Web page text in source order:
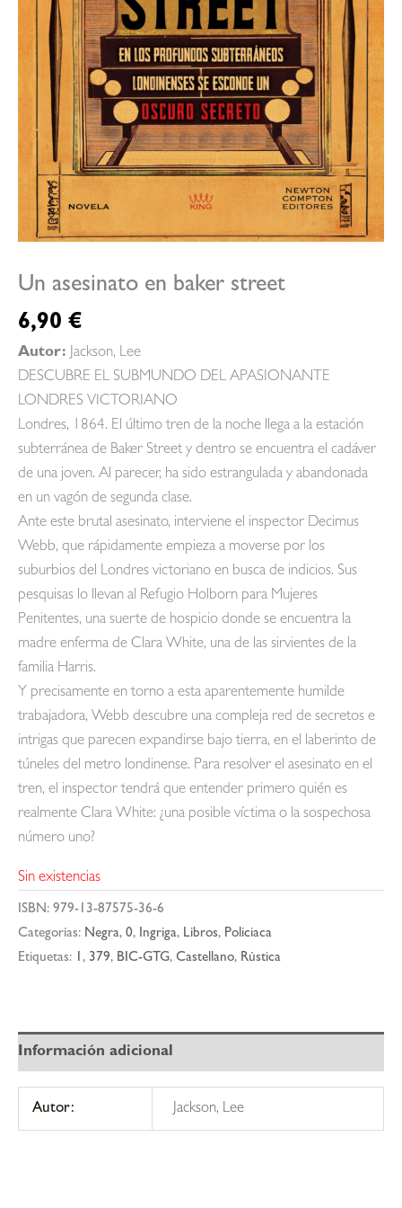
Un asesinato en baker street
6,90 €
Autor: Jackson, Lee
DESCUBRE EL SUBMUNDO DEL APASIONANTE
LONDRES VICTORIANO
Londres, 1864. El último tren de la noche llega a la estación
subterránea de Baker Street y dentro se encuentra el cadáver
de una joven. Al parecer, ha sido estrangulada y abandonada
en un vagón de segunda clase.
Ante este brutal asesinato, interviene el inspector Decimus
Webb, que rápidamente empieza a moverse por los
suburbios del Londres victoriano en busca de indicios. Sus
pesquisas lo llevan al Refugio Holborn para Mujeres
Penitentes, una suerte de hospicio donde se encuentra la
madre enferma de Clara White, una de las sirvientes de la
familia Harris.
Y precisamente en torno a esta aparentemente humilde
trabajadora, Webb descubre una compleja red de secretos e
intrigas que parecen expandirse bajo tierra, en el laberinto de
túneles del metro londinense. Para resolver el asesinato en el
tren, el inspector tendrá que entender primero quién es
realmente Clara White: ¿una posible víctima o la sospechosa
número uno?
Sin existencias
ISBN: 979-13-87575-36-6
Categorías: Negra, 0, Ingriga, Libros, Policiaca
Etiquetas: 1 , 379, BIC-GTG, Castellano, Rústica
Información adicional
Autor: Jackson, Lee